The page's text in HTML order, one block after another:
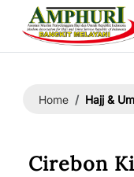
Home Hajj &
Cirebon